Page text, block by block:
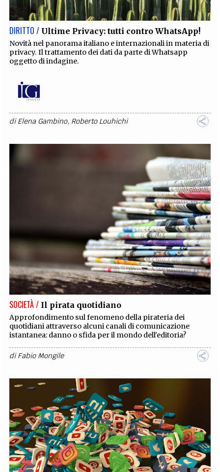
DIRITTO / Ultime Privacy: tutti contro WhatsApp!
Novità nel panorama italiano e internazionali in materia di
privacy. Il trattamento dei dati da parte di Whatsapp
oggetto di indagine.
diElena Gambino, Roberto Louhichi
SOCIETÀ / Il pirata quotidiano
Approfondimento sul fenomeno della pirateria dei
quotidiani attraverso alcuni canali di comunicazione
istantanea: danno o sfida per il mondo dell'editoria?
diFabio Mongile